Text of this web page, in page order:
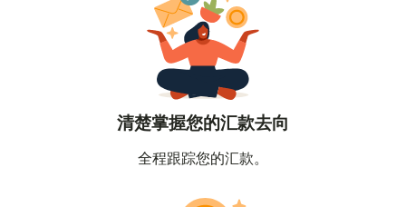
清楚掌握您的汇款去向
全程跟踪您的汇款。